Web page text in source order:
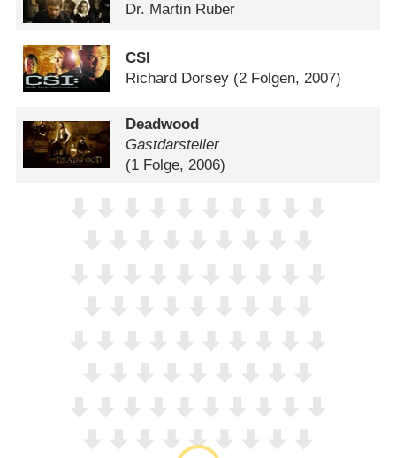
Dr. Martin Ruber
CSI
Richard Dorsey (2 Folgen, 2007)
Deadwood
Gastdarsteller
(1 Folge, 2006)